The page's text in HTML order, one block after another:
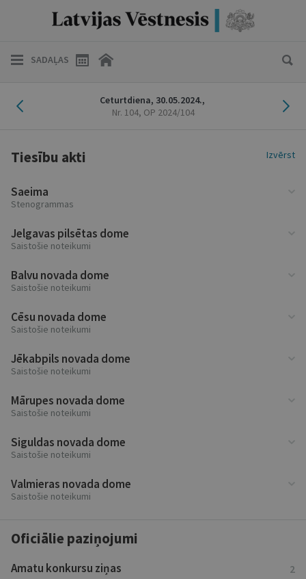
SADAĻAS
Iepriekšējais laidiensCeturtdiena, 30.05.2024.,
Nr. 104, OP 2024/104
Tiesību akti Izvērst
Saeima
Stenogrammas
Jelgavas pilsētas dome
Saistošie noteikumi
Balvu novada dome
Saistošie noteikumi
Cēsu novada dome
Saistošie noteikumi
Jēkabpils novada dome
Saistošie noteikumi
Mārupes novada dome
Saistošie noteikumi
Siguldas novada dome
Saistošie noteikumi
Valmieras novada dome
Saistošie noteikumi
Oficiālie paziņojumi
Amatu konkursu ziņas 2